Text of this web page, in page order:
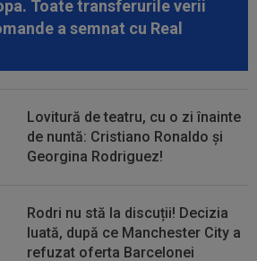
a vorbit despre situația de la
cuvinte
anunțat că tatăl lui Lionel Messi a
pentru nunta lui Ronaldo
o surpriză...
Toate transferurile verii
a semnat cu Real
Lovitură de teatru, cu o zi înainte
de nuntă: Cristiano Ronaldo și
Georgina Rodriguez!
Rodri nu stă la discuții! Decizia
luată, după ce Manchester City a
refuzat oferta Barcelonei